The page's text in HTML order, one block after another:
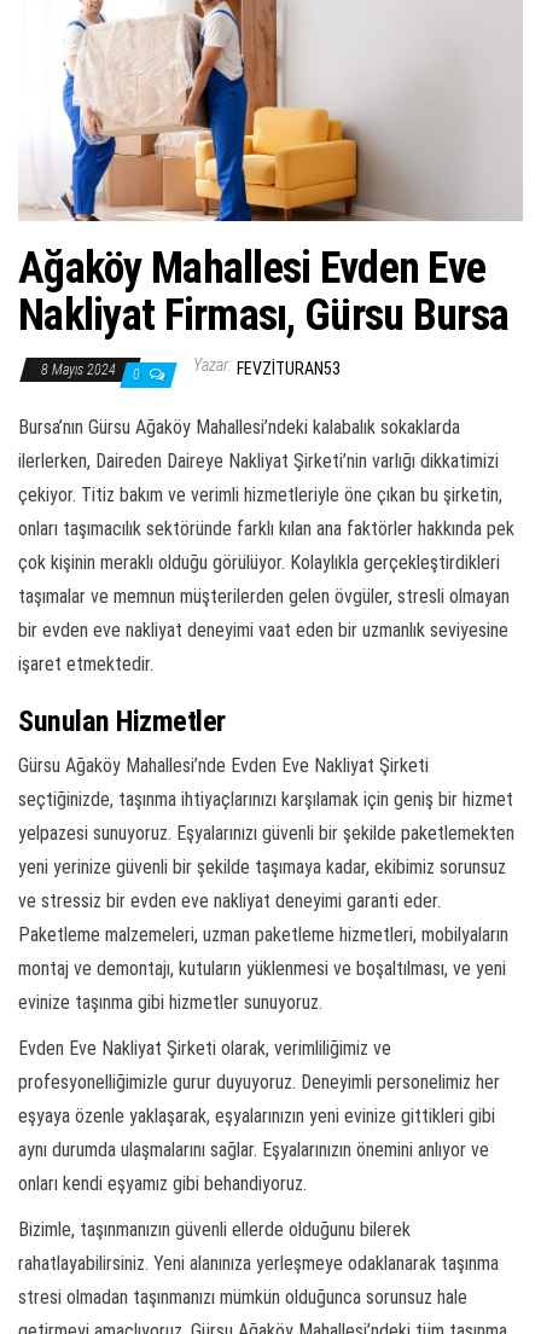
Ağaköy Mahallesi Evden Eve
Nakliyat Firması, Gürsu Bursa
8 Mayıs 2024 0 Yazar: FEVZITURAN53
Bursa’nın Gürsu Ağaköy Mahallesi’ndeki kalabalık sokaklarda
ilerlerken, Daireden Daireye Nakliyat Şirketi’nin varlığı dikkatimizi
çekiyor. Titiz bakım ve verimli hizmetleriyle öne çıkan bu şirketin,
onları taşımacılık sektöründe farklı kılan ana faktörler hakkında pek
çok kişinin meraklı olduğu görülüyor. Kolaylıkla gerçekleştirdikleri
taşımalar ve memnun müşterilerden gelen övgüler, stresli olmayan
bir evden eve nakliyat deneyimi vaat eden bir uzmanlık seviyesine
işaret etmektedir.
Sunulan Hizmetler
Gürsu Ağaköy Mahallesi’nde Evden Eve Nakliyat Şirketi
seçtiğinizde, taşınma ihtiyaçlarınızı karşılamak için geniş bir hizmet
yelpazesi sunuyoruz. Eşyalarınızı güvenli bir şekilde paketlemekten
yeni yerinize güvenli bir şekilde taşımaya kadar, ekibimiz sorunsuz
ve stressiz bir evden eve nakliyat deneyimi garanti eder.
Paketleme malzemeleri, uzman paketleme hizmetleri, mobilyaların
montaj ve demontajı, kutuların yüklenmesi ve boşaltılması, ve yeni
evinize taşınma gibi hizmetler sunuyoruz.
Evden Eve Nakliyat Şirketi olarak, verimliliğimiz ve
profesyonelliğimizle gurur duyuyoruz. Deneyimli personelimiz her
eşyaya özenle yaklaşarak, eşyalarınızın yeni evinize gittikleri gibi
aynı durumda ulaşmalarını sağlar. Eşyalarınızın önemini anlıyor ve
onları kendi eşyamız gibi behandiyoruz.
Bizimle, taşınmanızın güvenli ellerde olduğunu bilerek
rahatlayabilirsiniz. Yeni alanınıza yerleşmeye odaklanarak taşınma
stresi olmadan taşınmanızı mümkün olduğunca sorunsuz hale